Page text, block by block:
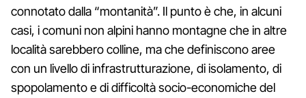
connotato dalla “montanità”. Il punto è che, in alcuni
casi, i comuni non alpini hanno montagne che in altre
località sarebbero colline, ma che definiscono aree
con un livello di infrastrutturazione, di isolamento, di
spopolamento e di difficoltà socio-economiche del